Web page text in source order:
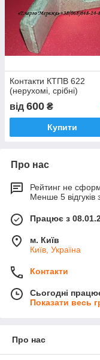
Контакти КТПВ 622
(нерухомі, срібні)
від 600 ₴
Купити
Про нас
Рейтинг не
Менше 5 відгуків
Працює з
м. Київ
Київ, Україна
Контакти
Сьогодні
Показати весь
Про нас